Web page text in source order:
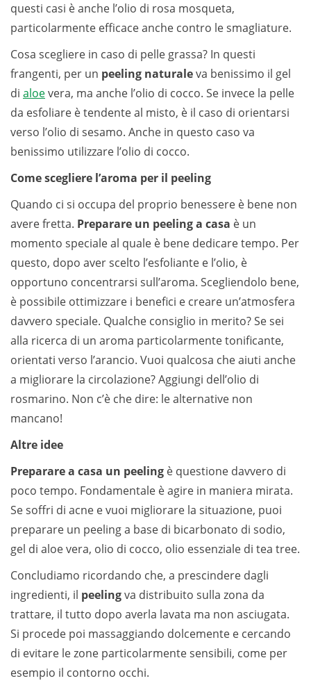
questi casi è anche l’olio di rosa mosqueta,
particolarmente efficace anche contro le smagliature.
Cosa scegliere in caso di pelle grassa? In questi
frangenti, per un peeling naturaleva benissimo il gel
di aloevera, ma anche l’olio di cocco. Se invece la pelle
da esfoliare è tendente al misto, è il caso di orientarsi
verso l’olio di sesamo. Anche in questo caso va
benissimo utilizzare l’olio di cocco.
Come scegliere l’aroma per il peeling
Quando ci si occupa del proprio benessere è bene non
avere fretta. Preparare un peeling a casa è un
momento speciale al quale è bene dedicare tempo. Per
questo, dopo aver scelto l’esfoliante e l’olio, è
opportuno concentrarsi sull’aroma. Scegliendolo bene,
è possibile ottimizzare i benefici e creare un’atmosfera
davvero speciale. Qualche consiglio in merito? Se sei
alla ricerca di un aroma particolarmente tonificante,
orientati verso l’arancio. Vuoi qualcosa che aiuti anche
a migliorare la circolazione? Aggiungi dell’olio di
rosmarino. Non c’è che dire: le alternative non
mancano!
Altre idee
Preparare a casa un peeling è questione davvero di
poco tempo. Fondamentale è agire in maniera mirata.
Se soffri di acne e vuoi migliorare la situazione, puoi
preparare un peeling a base di bicarbonato di sodio,
gel di aloe vera, olio di cocco, olio essenziale di tea tree.
Concludiamo ricordando che, a prescindere dagli
ingredienti, il peelingva distribuito sulla zona da
trattare, il tutto dopo averla lavata ma non asciugata.
Si procede poi massaggiando dolcemente e cercando
di evitare le zone particolarmente sensibili, come per
esempio il contorno occhi.